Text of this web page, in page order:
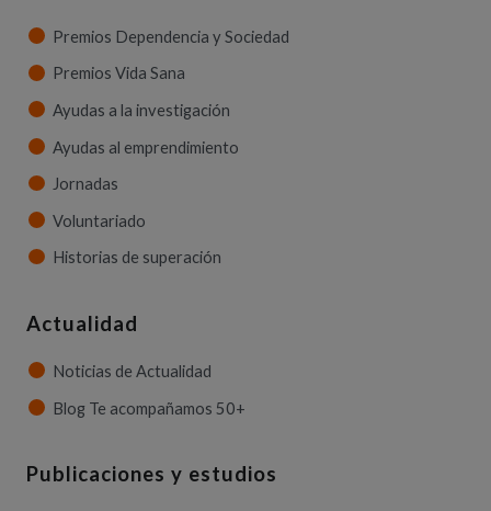
Premios Dependencia y Sociedad
Premios Vida Sana
Ayudas a la investigación
Ayudas al emprendimiento
Jornadas
Voluntariado
Historias de superación
Actualidad
Noticias de Actualidad
Blog Te acompañamos 50+
Publicaciones y estudios